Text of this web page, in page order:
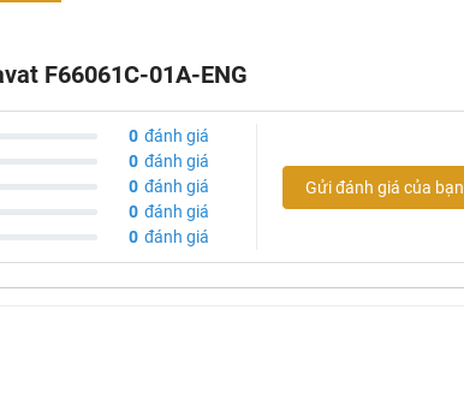
F66061C-01A-ENG
0 đánh giá
0 đánh giá
0 đánh giá
0 đánh giá
0 đánh giá
Gửi đánh giá của bạn